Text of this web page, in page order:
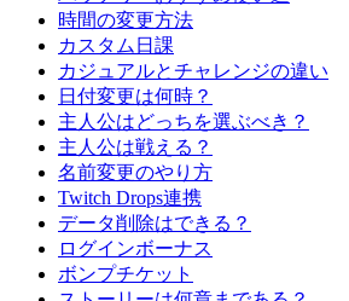
時間の変更方法
カスタム日課
カジュアルとチャレンジの違い
日付変更は何時？
主人公はどっちを選ぶべき？
主人公は戦える？
名前変更のやり方
Twitch Drops連携
データ削除はできる？
ログインボーナス
ボンプチケット